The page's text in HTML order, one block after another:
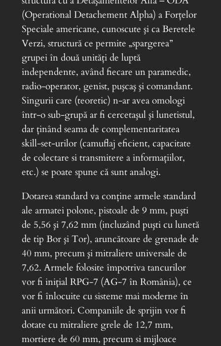
(Operational Detachement Alpha) a Forţelor
Speciale americane, cunoscute şi ca Beretele
Verzi, structură ce permite „spargerea”
grupei în două unităţi de luptă
independente, având fiecare un paramedic,
radio-operator, genist, puşcaş şi comandant.
Singurii care (teoretic) n-ar avea omologi
într-o sub-grupă ar fi cercetaşul şi lunetistul,
dar ţinând seama de complementaritatea
skill-set-urilor (camuflaj eficient, capacitate
de colectare si transmitere a informaţiilor,
etc.) se poate spune că sunt analogi.
Dotarea standard va conţine armele standard
ale armatei polone, pistoale de 9 mm, puşti
de 5,56 şi 7,62 mm (incluzând puşti cu lunetă
de tip Bor şi Tor), aruncătoare de grenade de
40 mm, precum şi mitraliere universale de
7,62. Armele folosite împotriva tancurilor
vor fi iniţial RPG-7 (AG-7 în România), ce
vor fi înlocuite cu sisteme mai moderne în
anii următori. Companiile de sprijin vor fi
dotate cu mitraliere grele de 12,7 mm,
mortiere de 60 mm, precum si mijloace